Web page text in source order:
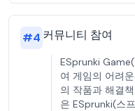
#4 커뮤니티 참여
ESprunki
여 게임의 어려
의 작품과 해결
은 ESprunki(스